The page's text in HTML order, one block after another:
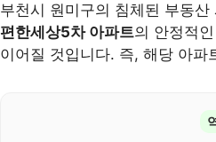
부천시 원미구의 침체된 부동
편한세상5차 아파트의 안정적
이어질 것입니다. 즉, 해당 아파